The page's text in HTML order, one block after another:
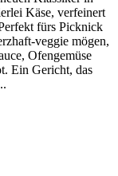
Käse, verfeinert
fürs Picknick
veggie mögen,
Ofengemüse
Ein Gericht, das